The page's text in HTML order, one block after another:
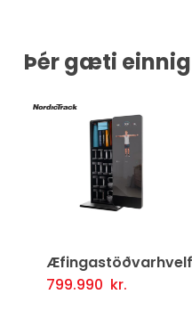
Þér gæti
799.990 kr.
Setja Í Körfu